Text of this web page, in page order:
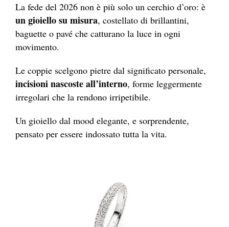
La fede del 2026 non è più solo un cerchio d’oro: è
un gioiello su misura, costellato di brillantini,
baguette o pavé che catturano la luce in ogni
movimento.
Le coppie scelgono pietre dal significato personale,
incisioni nascoste all’interno, forme leggermente
irregolari che la rendono irripetibile.
Un gioiello dal mood elegante, e sorprendente,
pensato per essere indossato tutta la vita.